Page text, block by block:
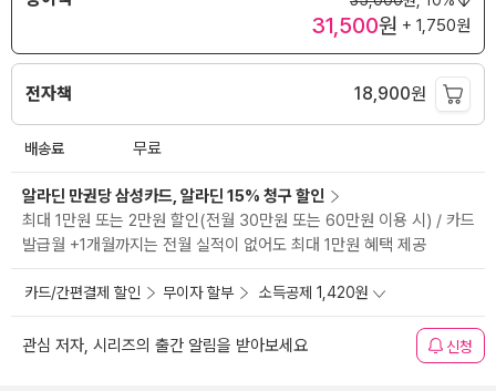
31,500원 + 1,750원
전자책 18,900원
배송료 무료
알라딘 만권당 삼성카드, 알라딘 15% 청구 할인
최대 1만원 또는 2만원 할인(전월 30만원 또는 60만원 이용 시) / 카드
발급월 +1개월까지는 전월 실적이 없어도 최대 1만원 혜택 제공
카드/간편결제 할인 무이자 할부 소득공제 1,420원
관심 저자, 시리즈의 출간 알림을 받아보세요 신청